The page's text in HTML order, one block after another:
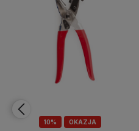
10% OKAZJA